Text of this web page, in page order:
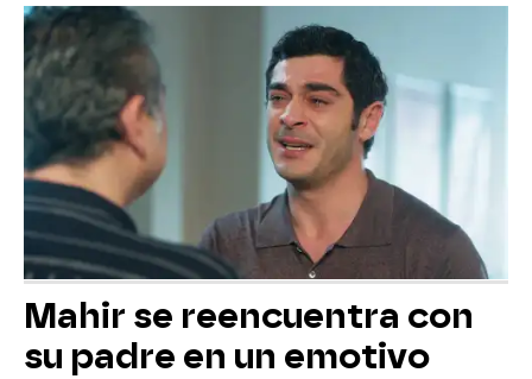
Mahir se reencuentra con
su padre en un emotivo